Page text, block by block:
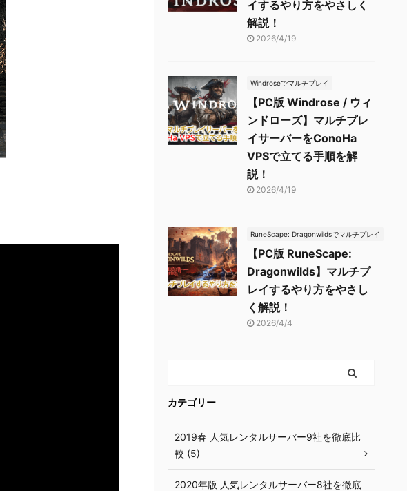
イするやり方をやさしく
解説！
2026/4/19
Windroseでマルチプレイ
【PC版 Windrose / ウィ
ンドローズ】マルチプレ
イサーバーをConoHa
VPSで立てる手順を解
説！
2026/4/19
RuneScape: Dragonwildsでマルチプレイ
【PC版 RuneScape:
Dragonwilds】マルチプ
レイするやり方をやさし
く解説！
2026/4/4
カテゴリー
2019春 人気レンタルサーバー9社を徹底比
較 (5)
2020年版 人気レンタルサーバー8社を徹底